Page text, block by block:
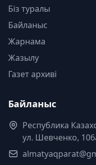
Біз туралы
Байланыс
Жарнама
Жазылу
Газет архиві
Байланыс
Республика
ул. Шевченко,